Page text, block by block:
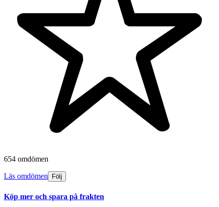
654 omdömen
Läs omdömen Följ
Köp mer och spara på frakten